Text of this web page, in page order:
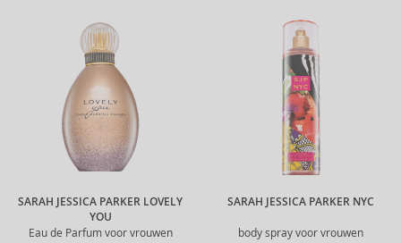
SARAH JESSICA PARKER LOVELY
YOU
Eau de Parfum voor vrouwen
SARAH JESSICA PARKER NYC
body spray voor vrouwen